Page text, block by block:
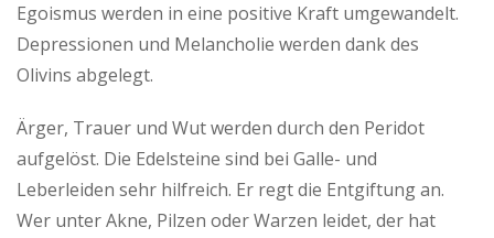
Egoismus werden in eine positive Kraft umgewandelt.
Depressionen und Melancholie werden dank des
Olivins abgelegt.
Ärger, Trauer und Wut werden durch den Peridot
aufgelöst. Die Edelsteine sind bei Galle- und
Leberleiden sehr hilfreich. Er regt die Entgiftung an.
Wer unter Akne, Pilzen oder Warzen leidet, der hat